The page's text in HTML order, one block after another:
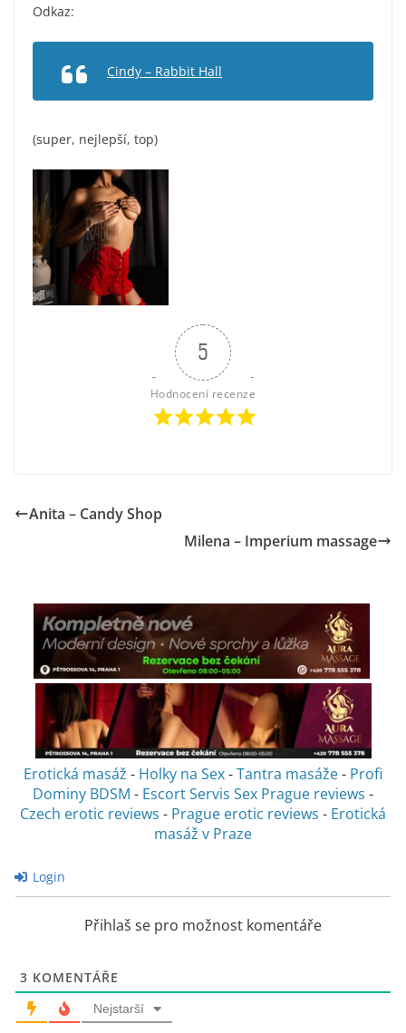
Odkaz:
Cindy – Rabbit Hall
(super, nejlepší, top)
5
Hodnocení recenze
Anita – Candy Shop
Milena – Imperium massage
Erotická masáž - Holky na Sex-Tantra masáže- Profi
Dominy BDSM - Escort Servis Sex Prague reviews -
Czech erotic reviews - Prague erotic reviews - Erotická
masáž v Praze
Login
Přihlaš se pro možnost komentáře
3 KOMENTÁŘE
Nejstarší